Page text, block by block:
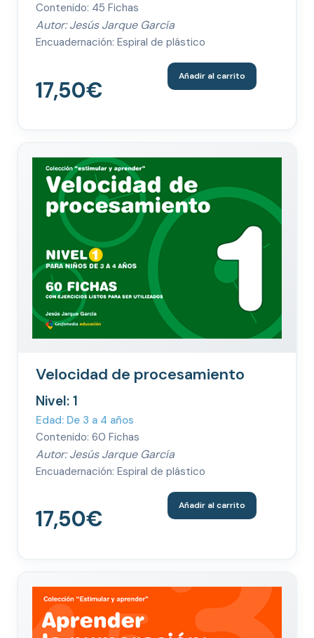
Contenido: 45 Fichas
Autor: Jesús Jarque García
Encuadernación: Espiral de plástico
17,50€
Añadir al carrito
Velocidad de procesamiento
Nivel: 1
Edad: De 3 a 4 años
Contenido: 60 Fichas
Autor: Jesús Jarque García
Encuadernación: Espiral de plástico
17,50€
Añadir al carrito